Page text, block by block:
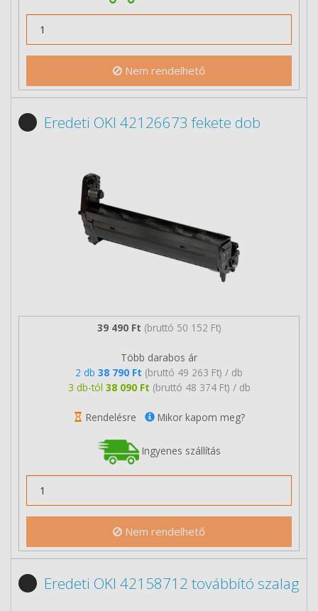
Nem rendelhető
Eredeti OKI 42126673 fekete dob
39 490 Ft (bruttó 50 152 Ft)
Több darabos ár
2 db 38 790 Ft (bruttó 49 263 Ft) / db
3 db-tól 38 090 Ft (bruttó 48 374 Ft) / db
Rendelésre Mikor kapom meg?
Ingyenes szállítás
Nem rendelhető
Eredeti OKI 42158712 továbbító szalag